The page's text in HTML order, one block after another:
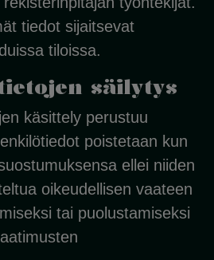
tiedot sijaitsevat
tiloissa.
säilytys
käsittely perustuu
poistetaan kun
ellei niiden
oikeudellisen vaateen
tai puolustamiseksi